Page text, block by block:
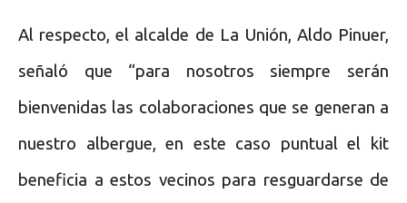
Al respecto, el alcalde de La Unión, Aldo Pinuer,
señaló que “para nosotros siempre serán
bienvenidas las colaboraciones que se generan a
nuestro albergue, en este caso puntual el kit
beneficia a estos vecinos para resguardarse de